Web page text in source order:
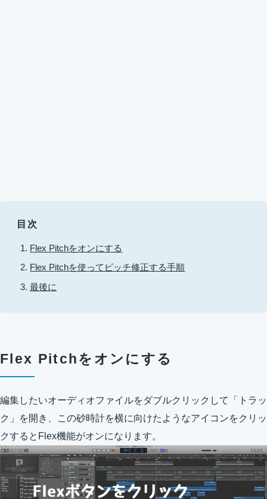
目次
Flex Pitchをオンにする
Flex Pitchを使ってピッチ修正する手順
最後に
Flex Pitchをオンにする
編集したいオーディオファイルをダブルクリックして「トラッ
ク」を開き、この砂時計を横に向けたようなアイコンをクリッ
クするとFlex機能がオンになります。